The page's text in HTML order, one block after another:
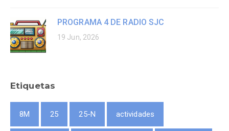
PROGRAMA 4 DE RADIO SJC
19 Jun, 2026
Etiquetas
8M 25 25-N actividades